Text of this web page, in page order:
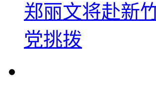
郑丽文将赴新
党挑拨